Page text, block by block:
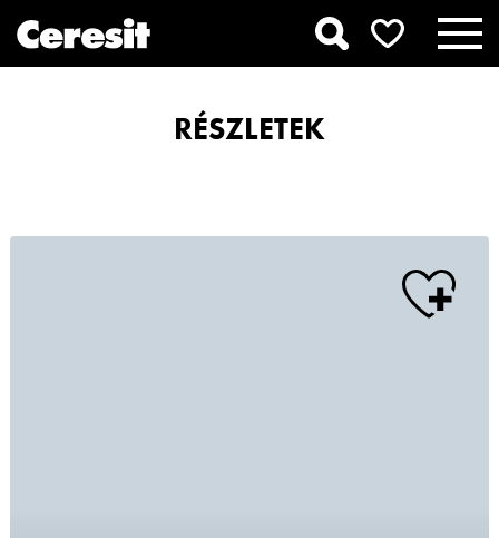
RÉSZLETEK